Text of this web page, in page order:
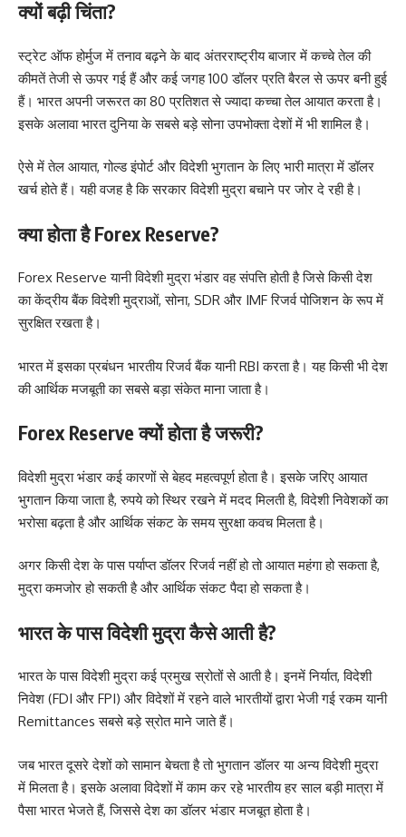
क्यों बढ़ी चिंता?
स्ट्रेट ऑफ होर्मुज में तनाव बढ़ने के बाद अंतरराष्ट्रीय बाजार में कच्चे तेल की
कीमतें तेजी से ऊपर गई हैं और कई जगह 100 डॉलर प्रति बैरल से ऊपर बनी हुई
हैं। भारत अपनी जरूरत का 80 प्रतिशत से ज्यादा कच्चा तेल आयात करता है।
इसके अलावा भारत दुनिया के सबसे बड़े सोना उपभोक्ता देशों में भी शामिल है।
ऐसे में तेल आयात, गोल्ड इंपोर्ट और विदेशी भुगतान के लिए भारी मात्रा में डॉलर
खर्च होते हैं। यही वजह है कि सरकार विदेशी मुद्रा बचाने पर जोर दे रही है।
क्या होता है Forex Reserve?
Forex Reserve यानी विदेशी मुद्रा भंडार वह संपत्ति होती है जिसे किसी देश
का केंद्रीय बैंक विदेशी मुद्राओं, सोना, SDR और IMF रिजर्व पोजिशन के रूप में
सुरक्षित रखता है।
भारत में इसका प्रबंधन भारतीय रिजर्व बैंक यानी RBI करता है। यह किसी भी देश
की आर्थिक मजबूती का सबसे बड़ा संकेत माना जाता है।
Forex Reserve क्यों होता है जरूरी?
विदेशी मुद्रा भंडार कई कारणों से बेहद महत्वपूर्ण होता है। इसके जरिए आयात
भुगतान किया जाता है, रुपये को स्थिर रखने में मदद मिलती है, विदेशी निवेशकों का
भरोसा बढ़ता है और आर्थिक संकट के समय सुरक्षा कवच मिलता है।
अगर किसी देश के पास पर्याप्त डॉलर रिजर्व नहीं हो तो आयात महंगा हो सकता है,
मुद्रा कमजोर हो सकती है और आर्थिक संकट पैदा हो सकता है।
भारत के पास विदेशी मुद्रा कैसे आती है?
भारत के पास विदेशी मुद्रा कई प्रमुख स्रोतों से आती है। इनमें निर्यात, विदेशी
निवेश (FDI और FPI) और विदेशों में रहने वाले भारतीयों द्वारा भेजी गई रकम यानी
Remittances सबसे बड़े स्रोत माने जाते हैं।
जब भारत दूसरे देशों को सामान बेचता है तो भुगतान डॉलर या अन्य विदेशी मुद्रा
में मिलता है। इसके अलावा विदेशों में काम कर रहे भारतीय हर साल बड़ी मात्रा में
पैसा भारत भेजते हैं, जिससे देश का डॉलर भंडार मजबूत होता है।